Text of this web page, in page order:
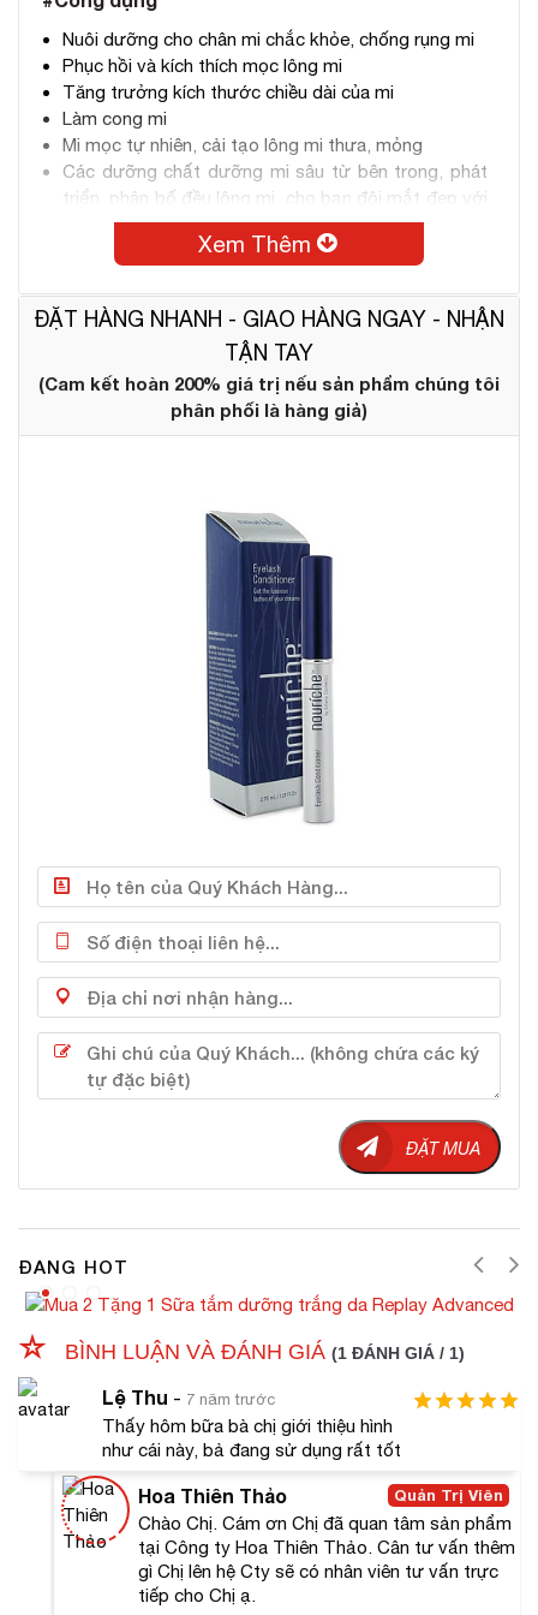
Nuôi dưỡng cho chân mi chắc khỏe, chống rụng mi
Phục hồi và kích thích mọc lông mi
Tăng trưởng kích thước chiều dài của mi
Làm cong mi
Mi mọc tự nhiên, cải tạo lông mi thưa, mỏng
Các dưỡng chất dưỡng mi sâu từ bên trong, phát
triển, phân bố đều lông mi, cho bạn đôi mắt đẹp với
hàng mi dài và cong vút.
Tác dụng serum mọc mi Nouriche có thể nhanh
chậm tùy theo thể trạng và cơ địa
Sử dụng ngày 1 lần trước khi đi ngủ (tối), rửa sạch
mắt trước khi sử dụng, không rửa lại mắt trong
vòng 8h sau khi sử dụng.
Nhỏ 1 giọt serum nhỏ và quẹt lên chân của lông mi.
Sau khi thoa serum mọc mi Nouriche Revitalash,
dùng tay giữ cố định mí mắt trong vài giây, không
nên chớp mắt ngay sẽ gây cay mắt.
Tuyệt đối không sử dụng nhiều hơn 1 lần/ngày vì
#Ưu điểm nổi bật
Sản phẩm an toàn, không gây bất kỳ phản ứng phụ,
không làm cay, đỏ mắt.
Không gây thâm mắt hay rụng mi.
Khi sử dụng sản phẩm lâu dài không ảnh hưởng đến
đến kết mạc của mắt như các sản phẩm khác.
#Đối tượng sử dụng
Người có lông mi mỏng, yếu, thưa và ngắn.
Những bạn có hàng mi đang bị khô và dễ gãy rụng.
Sản phẩm phù hợp với mọi hàng mi, không gây tác
hại gì đến đôi mắt và không ảnh hưởng đến da mặt
của bạn nên hầu hết phù hợp cho mọi đối tượng kể
cả nam hay nữ.
Xem Thêm
ĐẶT HÀNG NHANH - GIAO HÀNG NGAY - NHẬN
TẬN TAY
(Cam kết hoàn 200% giá trị nếu sản phẩm chúng tôi
phân phối là hàng giả)
ĐẶT MUA
ĐANG HOT
BÌNH LUẬN VÀ ĐÁNH GIÁ (1 ĐÁNH GIÁ / 1)
Lệ Thu - 7 năm trước
Thấy hôm bữa bà chị giới thiệu hình
như cái này, bả đang sử dụng rất tốt
Quản Trị Viên
Hoa Thiên Thảo
Chào Chị. Cám ơn Chị đã quan tâm sản phẩm
tại Công ty Hoa Thiên Thảo. Cân tư vấn thêm
gì Chị lên hệ Cty sẽ có nhân viên tư vấn trực
tiếp cho Chị ạ.